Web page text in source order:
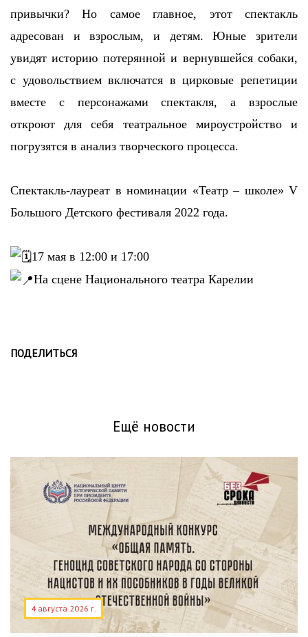
привычки? Но самое главное, этот спектакль
адресован и взрослым, и детям. Юные зрители
увидят историю потерянной и вернувшейся собаки,
с удовольствием включатся в цирковые репетиции
вместе с персонажами спектакля, а взрослые
откроют для себя театральное мироустройство и
погрузятся в анализ творческого процесса.
Спектакль-лауреат в номинации «Театр – школе» V
Большого Детского фестиваля 2022 года.
17 мая в 12:00 и 17:00
На сцене Национального театра Карелии
ПОДЕЛИТЬСЯ
Ещё новости
4 августа 2026 г.